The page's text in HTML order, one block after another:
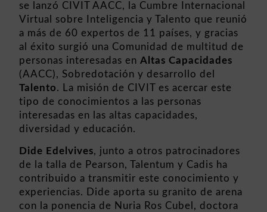
se lanzó CIVIT AACC, la Cumbre Internacional
Virtual sobre Inteligencia y Talento que reunió
a más de 60 expertos de 11 países, y gracias
al éxito surgió una Comunidad de multitud de
personas interesadas enAltas Capacidades
(AACC), Sobredotación y desarrollo del
Talento. La misión de CIVIT es acercar este
tipo de conocimientos a las personas
interesadas en las altas capacidades,
diversidad y educación.
Dide Edelvives, junto a otros patrocinadores
de la talla de Pearson, Talentum y Cadis ha
contribuido a transmitir este conocimiento y
experiencias. Dide aporta su granito de arena
con la ponencia de Nuria Ros Cubel, doctora